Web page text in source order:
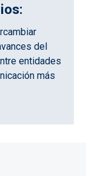
del
entidades
más